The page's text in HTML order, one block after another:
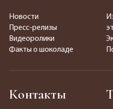
Новости
Пресс-релизы
Видеоролики
Факты о шоколаде
Контакты